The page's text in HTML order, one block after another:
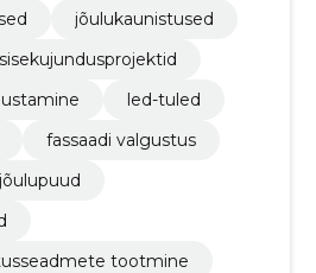
jõulukaunistused
sisekujundusprojektid
led-tuled
fassaadi valgustus
jõulupuud
tootmine